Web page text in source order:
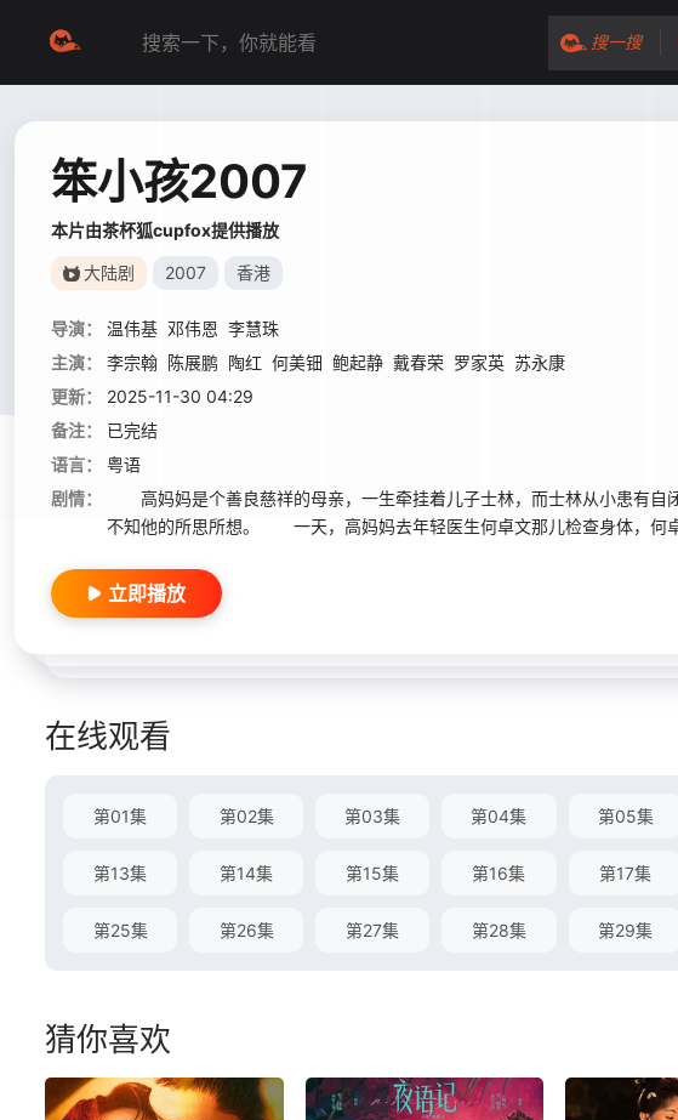
搜一搜
笨小孩2007
本片由茶杯狐cupfox提供播放
大陆剧 2007 香港
导演： 温伟基 邓伟恩 李慧珠
主演：
李宗翰 陈展鹏 陶红 何美钿 鲍起静 戴春荣 罗家英 苏永康
更新：
2025-11-30 04:29
备注：
已完结
语言：
粤语
剧情：
高妈妈是个善良慈祥的母亲，一生牵挂着儿子士林，而士林从小患有自
不知他的所思所想。 一天，高妈妈去年轻医生何卓文那儿检查身体，何
立即播放
在线观看
第01集 第02集 第03集 第04集 第05集
第13集 第14集 第15集 第16集 第17集
第25集 第26集 第27集 第28集 第29集
猜你喜欢